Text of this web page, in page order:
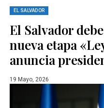
EL SALVADOR
El Salvador
nueva etapa
anuncia
19 Mayo, 2026